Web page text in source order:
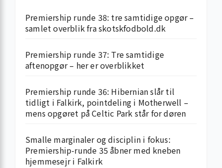
Premiership runde 38: tre samtidige opgør –
samlet overblik fra skotskfodbold.dk
Premiership runde 37: Tre samtidige
aftenopgør – her er overblikket
Premiership runde 36: Hibernian slår til
tidligt i Falkirk, pointdeling i Motherwell –
mens opgøret på Celtic Park står for døren
Smalle marginaler og disciplin i fokus:
Premiership-runde 35 åbner med kneben
hjemme­sejr i Falkirk